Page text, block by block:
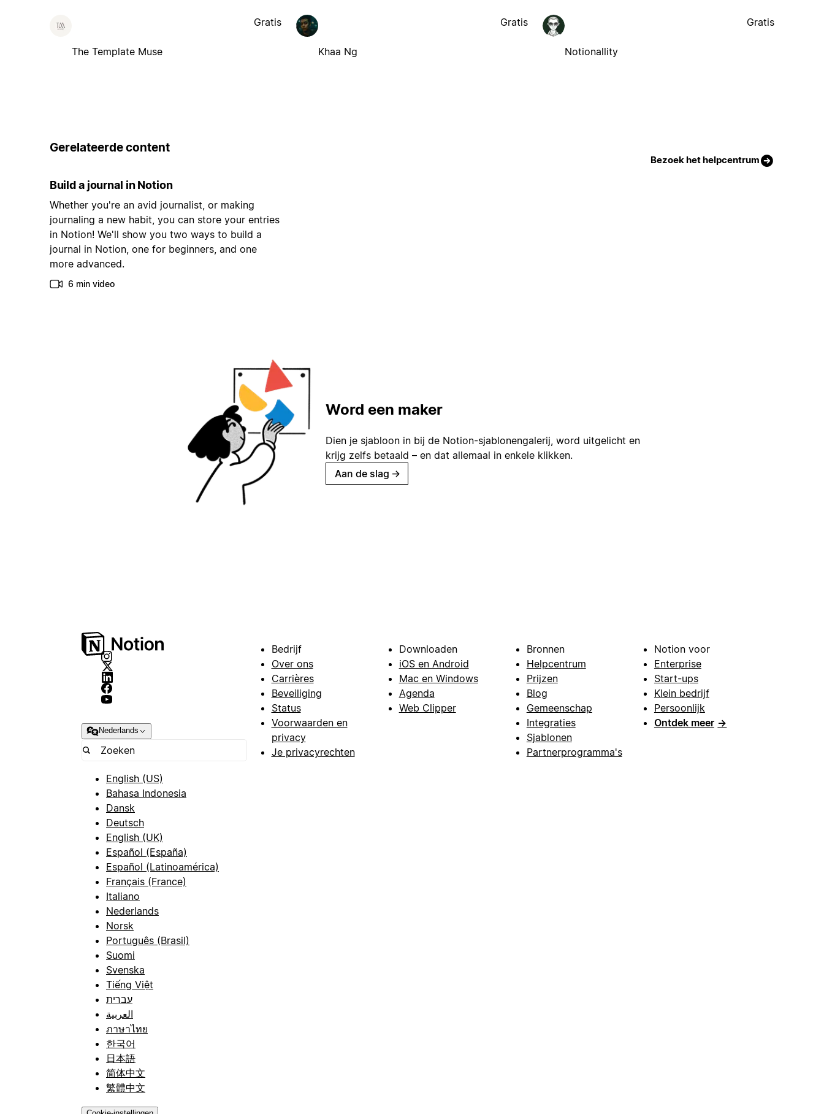
The Template Muse
Gratis
Khaa Ng
Gratis
Notionallity
Gratis
Gerelateerde content
Bezoek het helpcentrum
Build a journal in Notion
Whether you're an avid journalist, or making
journaling a new habit, you can store your entries
in Notion! We'll show you two ways to build a
journal in Notion, one for beginners, and one
more advanced.
6 min video
Word een maker
Dien je sjabloon in bij de Notion-sjablonengalerij, word uitgelicht en
krijg zelfs betaald – en dat allemaal in enkele klikken.
Aan de slag →
Nederlands
English (US)
Bahasa Indonesia
Dansk
Deutsch
English (UK)
Español (España)
Español (Latinoamérica)
Français (France)
Italiano
Nederlands
Norsk
Português (Brasil)
Suomi
Svenska
Tiếng Việt
עברית
العربية
ภาษาไทย
한국어
日本語
简体中文
繁體中文
Bedrijf
Over ons
Carrières
Beveiliging
Status
Voorwaarden en
privacy
Je privacyrechten
Downloaden
iOS en Android
Mac en Windows
Agenda
Web Clipper
Bronnen
Helpcentrum
Prijzen
Blog
Gemeenschap
Integraties
Sjablonen
Partnerprogramma's
Notion voor
Enterprise
Start-ups
Klein bedrijf
Persoonlijk
Ontdek meer →